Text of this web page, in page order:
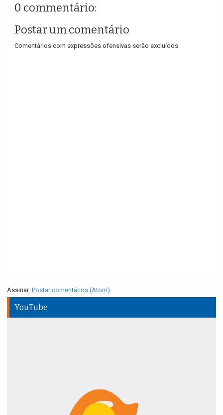
0 commentário:
Postar um comentário
Comentários com expressões ofensivas serão excluídos.
Assinar: Postar comentários (Atom)
YouTube